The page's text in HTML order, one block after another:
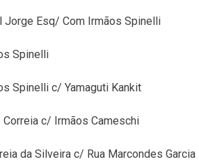
Jorge Esq/ Com Irmãos Spinelli
Spinelli
Spinelli c/ Yamaguti Kankit
Correia c/ Irmãos Cameschi
da Silveira c/ Rua Marcondes Garcia